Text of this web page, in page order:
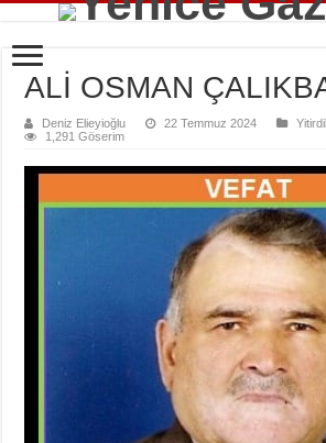
ALİ OSMAN
Deniz Elieyioğlu 22 Temmuz 2024
1,291 Göserim